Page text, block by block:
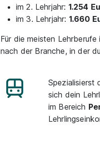
im 2. Lehrjahr: 1.254
im 3. Lehrjahr: 1.660
Für die meisten
nach der Branche, in der
Spezialisierst
sich dein
im Bereich